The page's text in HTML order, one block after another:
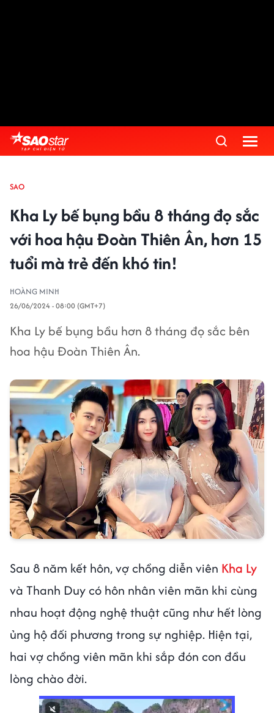
SAO
Kha Ly bế bụng bầu 8 tháng đọ sắc
với hoa hậu Đoàn Thiên Ân, hơn 15
tuổi mà trẻ đến khó tin!
HOÀNG MINH
26/06/2024 - 08:00 (GMT+7)
Kha Ly bế bụng bầu hơn 8 tháng đọ sắc bên
hoa hậu Đoàn Thiên Ân.
Sau 8 năm kết hôn, vợ chồng diễn viên Kha Ly
và Thanh Duy có hôn nhân viên mãn khi cùng
nhau hoạt động nghệ thuật cũng như hết lòng
ủng hộ đối phương trong sự nghiệp. Hiện tại,
hai vợ chồng viên mãn khi sắp đón con đầu
lòng chào đời.